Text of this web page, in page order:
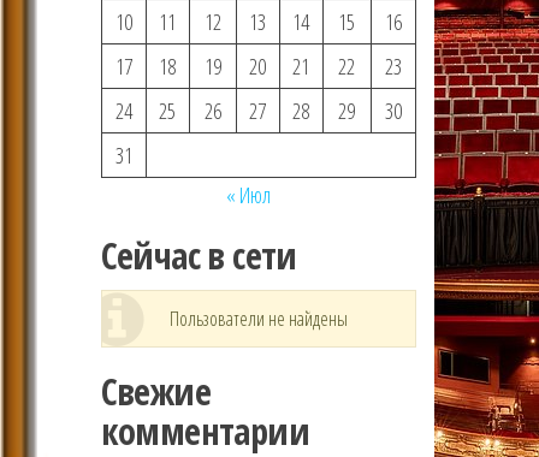
10
11 12 13 14 15
16
17
18 19 20 21 22
23
24
25 26 27 28 29
30
31
« Июл
Сейчас в сети
Пользователи не найдены
Свежие
комментарии